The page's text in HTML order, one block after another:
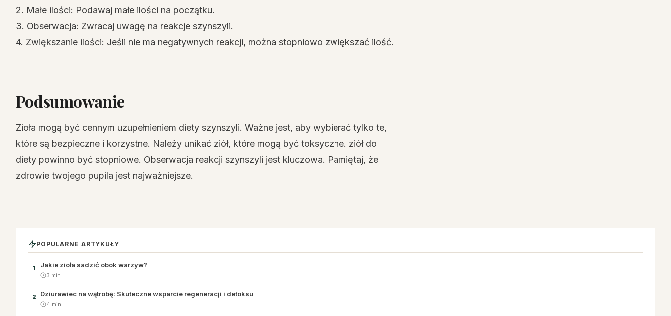
2. Małe ilości: Podawaj małe ilości na początku.
3. Obserwacja: Zwracaj uwagę na reakcje szynszyli.
4. Zwiększanie ilości: Jeśli nie ma negatywnych reakcji, można stopniowo zwiększać ilość.
Podsumowanie
Zioła mogą być cennym uzupełnieniem diety szynszyli. Ważne jest, aby wybierać tylko te,
które są bezpieczne i korzystne. Należy unikać ziół, które mogą być toksyczne. ziół do
diety powinno być stopniowe. Obserwacja reakcji szynszyli jest kluczowa. Pamiętaj, że
zdrowie twojego pupila jest najważniejsze.
POPULARNE ARTYKUŁY
1 Jakie zioła sadzić obok warzyw?
3 min
2 Dziurawiec na wątrobę: Skuteczne wsparcie regeneracji i detoksu
4 min